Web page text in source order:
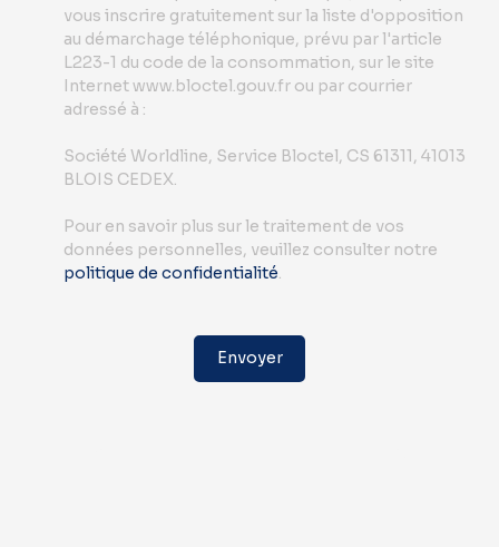
vous inscrire gratuitement sur la liste d'opposition
au démarchage téléphonique, prévu par l'article
L223-1 du code de la consommation, sur le site
Internet www.bloctel.gouv.fr ou par courrier
adressé à :
Société Worldline, Service Bloctel, CS 61311, 41013
BLOIS CEDEX.
Pour en savoir plus sur le traitement de vos
données personnelles, veuillez consulter notre
politique de confidentialité.
Envoyer